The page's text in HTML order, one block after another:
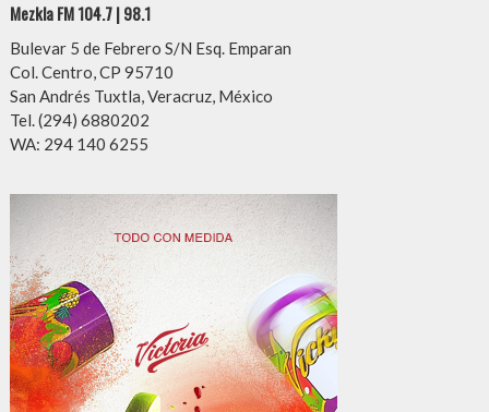
Mezkla FM 104.7 | 98.1
Bulevar 5 de Febrero S/N Esq. Emparan
Col. Centro, CP 95710
San Andrés Tuxtla, Veracruz, México
Tel. (294) 6880202
WA: 294 140 6255